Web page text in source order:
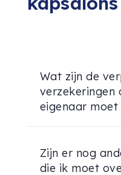
Wat zijn de
verzekeringen
eigenaar moet
Zijn er nog
die ik moet